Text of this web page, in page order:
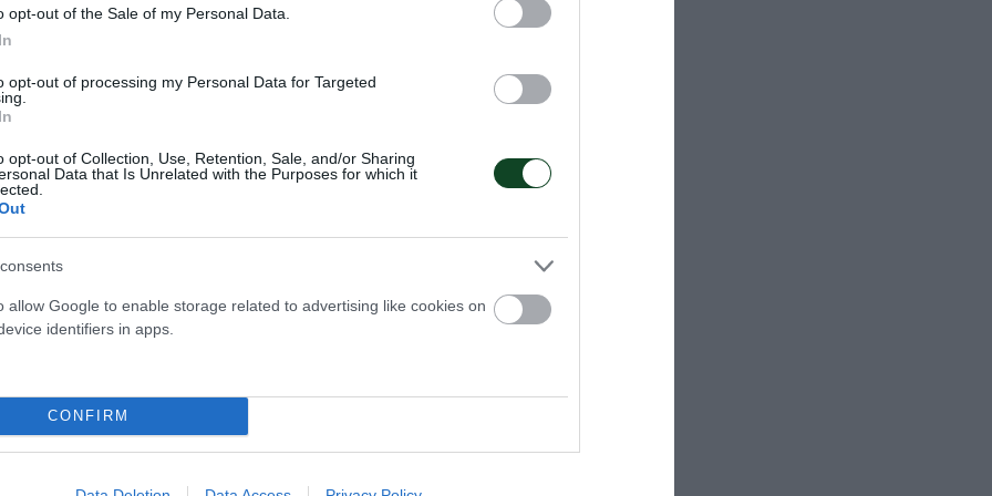
opt-out of the Sale of my Personal Data.
opt-out of processing my Personal Data for Targeted
opt-out of Collection, Use, Retention, Sale, and/or Sharing
Data that Is Unrelated with the Purposes for which it
allow Google to enable storage related to advertising like cookies on
identifiers in apps.
CONFIRM
ήρθε το 14-14 και ο Βουλκίδης με μπλοκ και πάλι έκανε το 14-
Βουλκίδη και Ανδρεόπουλου έφεραν το 15-17 ενώ ο
το 18-19.
με δύο συνεχόμενους άσους το 19-22 και ο Παναθηναϊκός
με 20-25.
Ιωαννίδης. Διαιτητής Challenge Θεμελής.
Διαιτησίας Μιχελινάκης Παρατηρητής Αγώνα Αντωνούλης.
Βασδέκης. Γραμματεία: Παναγιωτίδου. Διακύμανση: 1ο σετ:
σετ: 8-7, 15-16, 19-21, 20-25.
ΠΑΟΚ προήλθαν από 3 άσσους, 48 επιθέσεις (44%
11 μπλοκ και 38 λάθη αντιπάλων και του